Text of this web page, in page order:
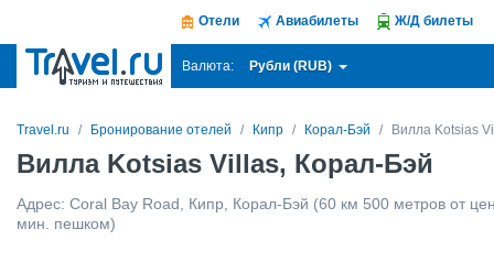
Отели Авиабилеты Ж/Д билеты
Валюта: Рубли (RUB)
Travel.ru Бронирование отелей Кипр Корал-Бэй Вилла Kotsias
Вилла Kotsias Villas, Корал-Бэй
Адрес: Coral Bay Road Кипр Корал-Бэй (60 км 500 метров от
мин. пешком)